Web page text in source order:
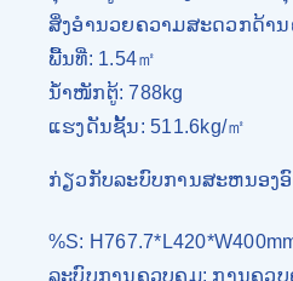
ສິ່ງອໍານວຍຄວາມສະດວກດ້າ
ພື້ນທີ່: 1.54㎡
ນ້ຳໜັກຕູ້: 788kg
ແຮງດັນຊັ້ນ: 511.6kg/㎡
ກ່ຽວກັບລະບົບການສະຫນອງອົ
%S:
ລະບົບການຄວບຄຸມ: ການຄວ